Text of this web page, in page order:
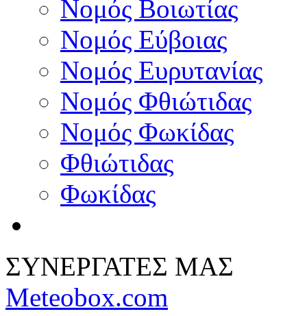
Νομός Βοιωτίας
Νομός Εύβοιας
Νομός Ευρυτανίας
Νομός Φθιώτιδας
Νομός Φωκίδας
Φθιώτιδας
Φωκίδας
ΣΥΝΕΡΓΑΤΕΣ ΜΑΣ
Meteobox.com